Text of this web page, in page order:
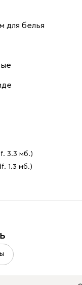
для белья
3.3 мб.)
1.3 мб.)